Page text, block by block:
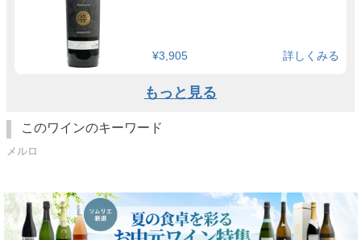
¥3,905 詳しくみる
もっと見る
このワインのキーワード
メルロ